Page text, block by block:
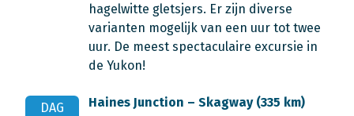
hagelwitte gletsjers. Er zijn diverse
varianten mogelijk van een uur tot twee
uur. De meest spectaculaire excursie in
de Yukon!
DAG
Haines Junction – Skagway (335 km)